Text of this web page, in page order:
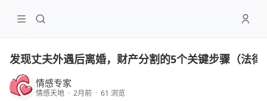
发现丈夫外遇后离婚，财产分割的5个关键步骤（法律
情感专家
情感天地 · 2月前 · 61 浏览